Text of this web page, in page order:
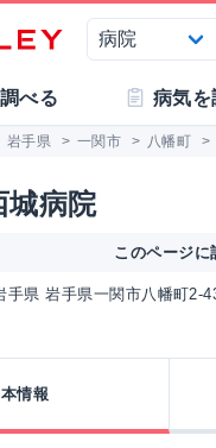
べる 病気を
岩手県 > 一関市 > 八幡町 >
城病院
このページに
手県 岩手県一関市八幡町2-
情報